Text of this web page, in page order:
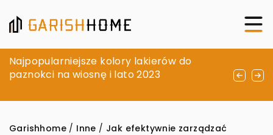
Przytulne i funkcjonalne przestrzenie dla
dzieci: inspiracje do tworzenia wyjątkowego
Najpopularniejsze kolory lakierów do
paznokci na wiosnę i lato 2023
Jak wykorzystać płytki z cegły w
nowoczesnej aranżacji wnętrz?
Garishhome / Inne / Jak efektywnie zarządzać